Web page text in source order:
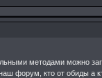
методами можно
форум, кто от обиды а